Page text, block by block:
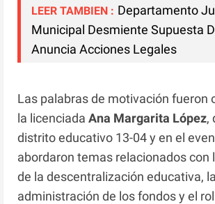
LEER TAMBIEN : Departamento
Municipal Desmiente Supuesta
Anuncia Acciones Legales
Las palabras de motivación fueron
la licenciadaAna Margarita López,
distrito educativo 13-04 y en el
abordaron temas relacionados con
de la descentralización educativa,
administración de los fondos y el